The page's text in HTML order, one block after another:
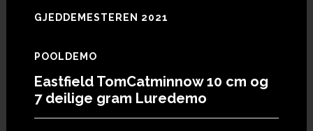
GJEDDEMESTEREN 2021
POOLDEMO
Eastfield TomCatminnow 10 cm og
7 deilige gram Luredemo